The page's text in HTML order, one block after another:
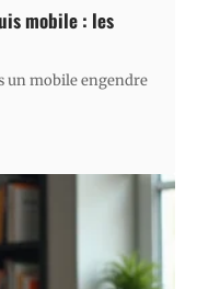
mobile : les
un mobile engendre